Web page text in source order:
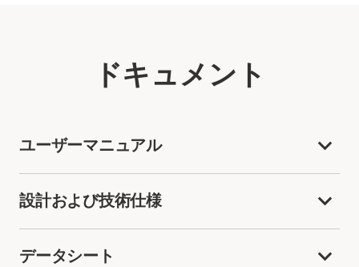
ドキュメント
ユーザーマニュアル
設計および技術仕様
データシート